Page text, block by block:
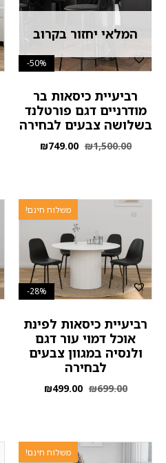
המלאי יחזור בקרוב
50%-
רביעיית כיסאות בר
מודרניים דגם פורטלנד
בשלושה צבעים לבחירה
₪1,500.00
₪749.00
משלוח חינם!
28%-
רביעיית כיסאות לפינת
אוכל דמוי עור דגם
ולנסיה במגוון צבעים
לבחירה
₪699.00
₪499.00
משלוח חינם!